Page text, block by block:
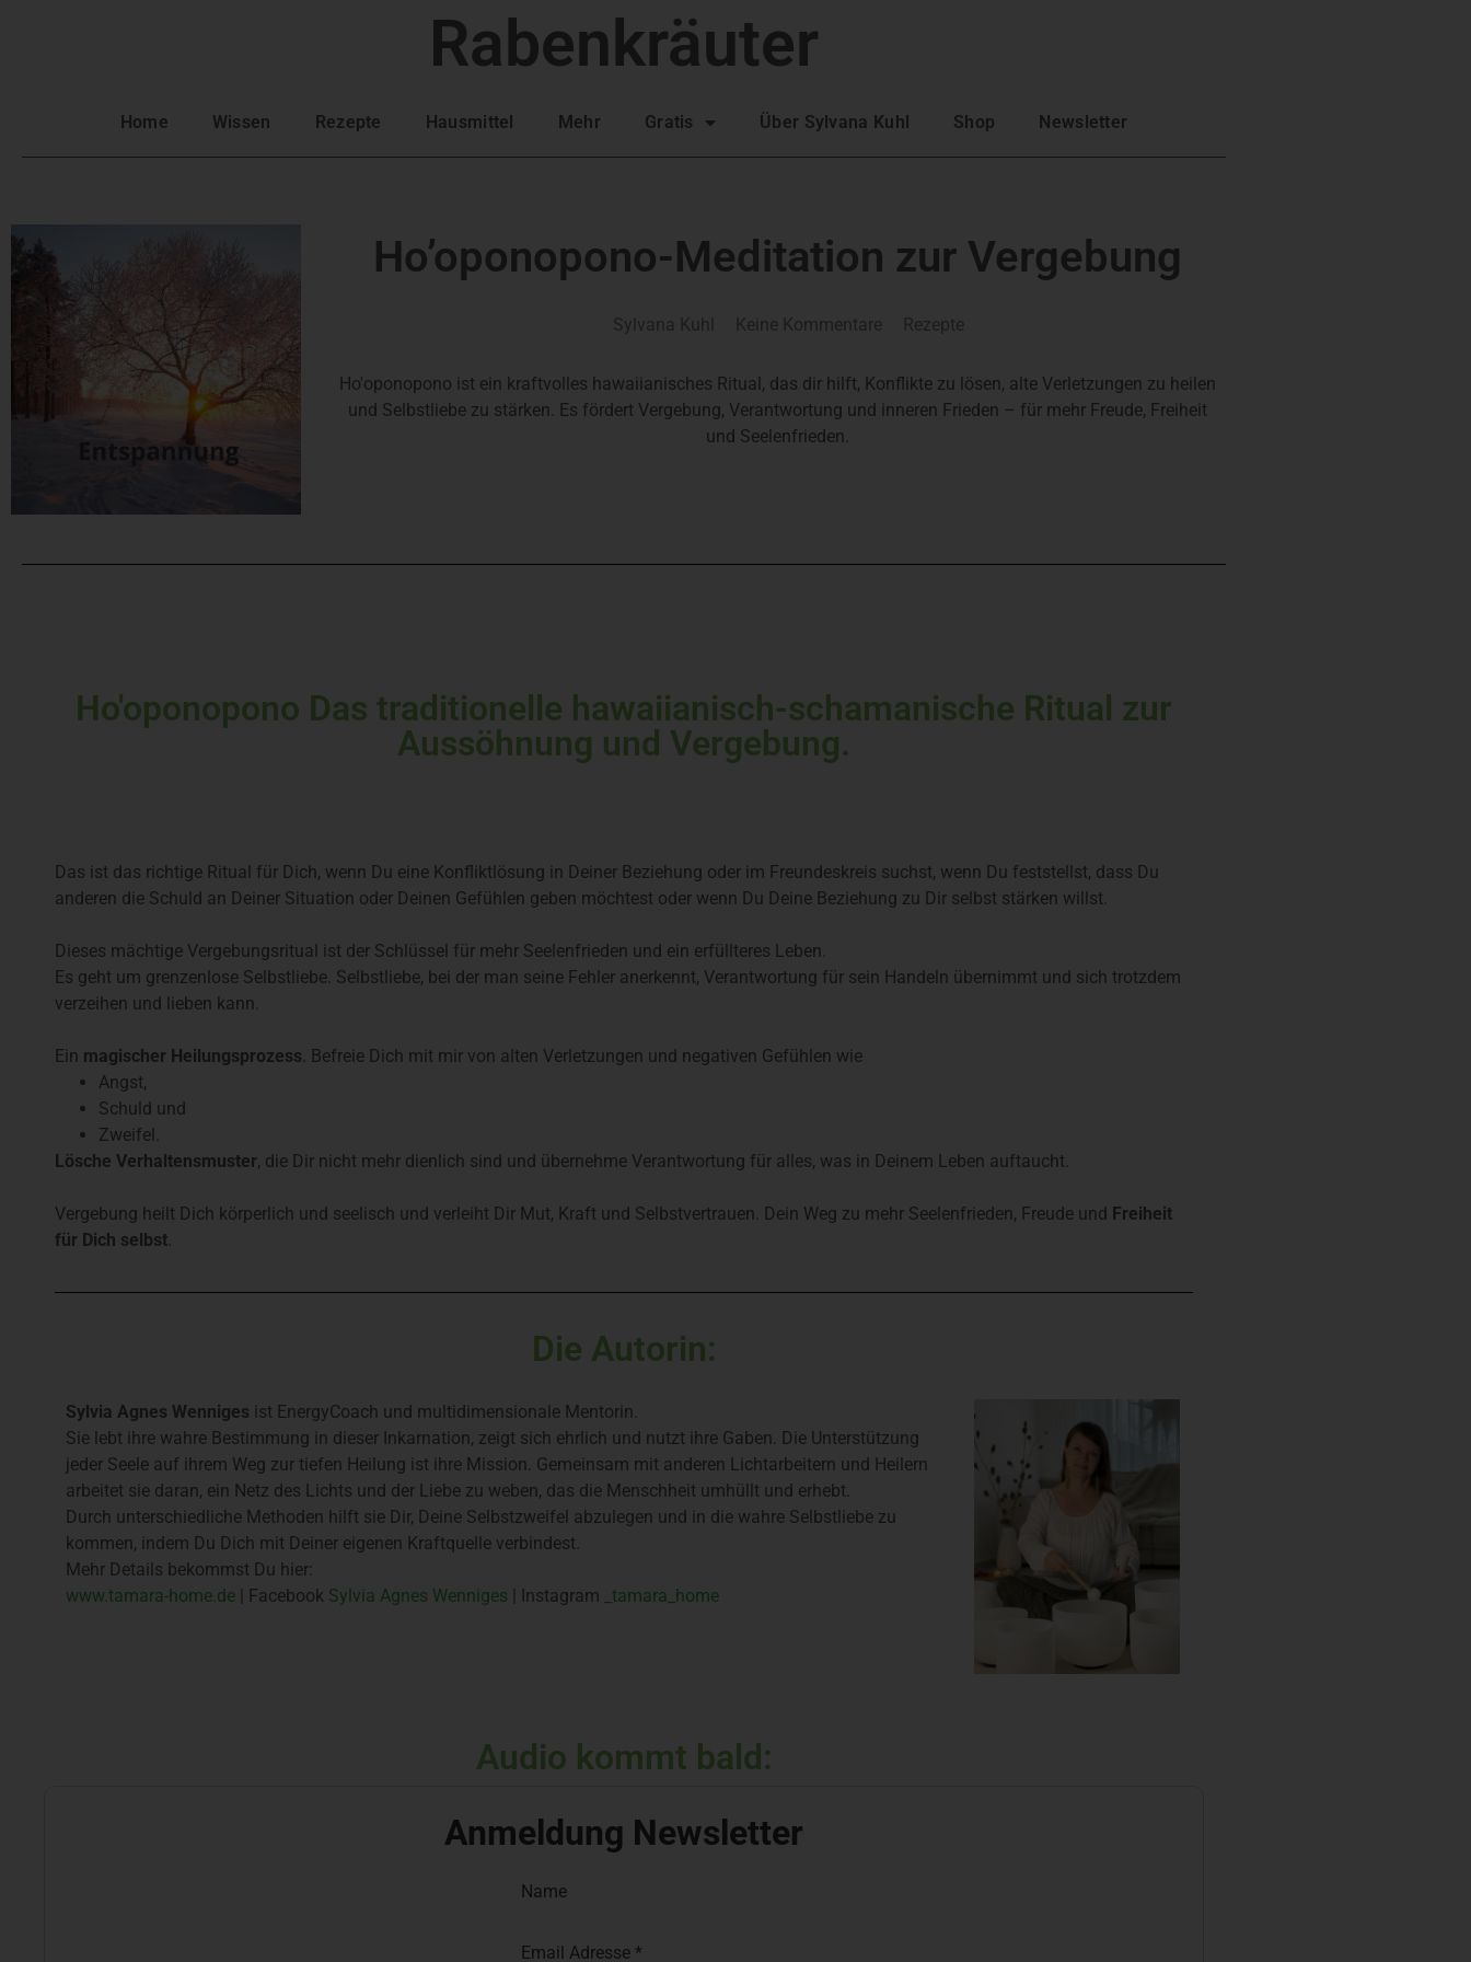
Rabenkräuter
Home Wissen Rezepte Hausmittel Mehr Gratis Über Sylvana Kuhl Shop Newsletter
Ho’oponopono-Meditation zur Vergebung
Sylvana Kuhl Keine Kommentare Rezepte
Ho'oponopono ist ein kraftvolles hawaiianisches Ritual, das dir hilft, Konflikte zu lösen, alte Verletzungen zu heilen
und Selbstliebe zu stärken. Es fördert Vergebung, Verantwortung und inneren Frieden – für mehr Freude, Freiheit
und Seelenfrieden.
Ho'oponopono Das traditionelle hawaiianisch-schamanische Ritual zur
Aussöhnung und Vergebung.
Das ist das richtige Ritual für Dich, wenn Du eine Konfliktlösung in Deiner Beziehung oder im Freundeskreis suchst, wenn Du feststellst, dass Du
anderen die Schuld an Deiner Situation oder Deinen Gefühlen geben möchtest oder wenn Du Deine Beziehung zu Dir selbst stärken willst.
Dieses mächtige Vergebungsritual ist der Schlüssel für mehr Seelenfrieden und ein erfüllteres Leben.
Es geht um grenzenlose Selbstliebe. Selbstliebe, bei der man seine Fehler anerkennt, Verantwortung für sein Handeln übernimmt und sich trotzdem
verzeihen und lieben kann.
Ein magischer Heilungsprozess . Befreie Dich mit mir von alten Verletzungen und negativen Gefühlen wie
Angst,
Schuld und
Zweifel.
Lösche Verhaltensmuster, die Dir nicht mehr dienlich sind und übernehme Verantwortung für alles, was in Deinem Leben auftaucht.
Vergebung heilt Dich körperlich und seelisch und verleiht Dir Mut, Kraft und Selbstvertrauen. Dein Weg zu mehr Seelenfrieden, Freude und
Freiheit
für Dich selbst
Die Autorin:
Sylvia Agnes Wenniges ist EnergyCoach und multidimensionale Mentorin.
Sie lebt ihre wahre Bestimmung in dieser Inkarnation, zeigt sich ehrlich und nutzt ihre Gaben. Die Unterstützung
jeder Seele auf ihrem Weg zur tiefen Heilung ist ihre Mission. Gemeinsam mit anderen Lichtarbeitern und Heilern
arbeitet sie daran, ein Netz des Lichts und der Liebe zu weben, das die Menschheit umhüllt und erhebt.
Durch unterschiedliche Methoden hilft sie Dir, Deine Selbstzweifel abzulegen und in die wahre Selbstliebe zu
kommen, indem Du Dich mit Deiner eigenen Kraftquelle verbindest.
Mehr Details bekommst Du hier:
www.tamara-home.de | Facebook Sylvia Agnes Wenniges | Instagram _tamara_home
Audio kommt bald:
Anmeldung Newsletter